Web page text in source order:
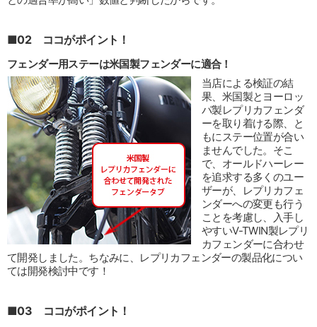
■02 ココがポイント！
フェンダー用ステーは米国製フェンダーに適合！
当店による検証の結
果、米国製とヨーロッ
パ製レプリカフェンダ
ーを取り着ける際、と
もにステー位置が合い
ませんでした。そこ
で、オールドハーレー
を追求する多くのユー
ザーが、レプリカフェ
ンダーへの変更も行う
ことを考慮し、入手し
やすいV-TWIN製レプリ
カフェンダーに合わせ
て開発しました。ちなみに、レプリカフェンダーの製品化につい
ては開発検討中です！
■03 ココがポイント！